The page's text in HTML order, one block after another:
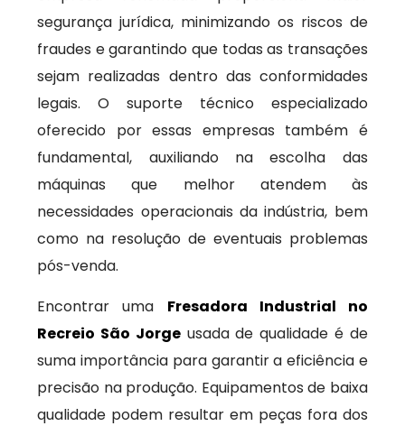
segurança jurídica, minimizando os riscos de
fraudes e garantindo que todas as transações
sejam realizadas dentro das conformidades
legais. O suporte técnico especializado
oferecido por essas empresas também é
fundamental, auxiliando na escolha das
máquinas que melhor atendem às
necessidades operacionais da indústria, bem
como na resolução de eventuais problemas
pós-venda.
Encontrar uma Fresadora Industrial no
Recreio São Jorgeusada de qualidade é de
suma importância para garantir a eficiência e
precisão na produção. Equipamentos de baixa
qualidade podem resultar em peças fora dos